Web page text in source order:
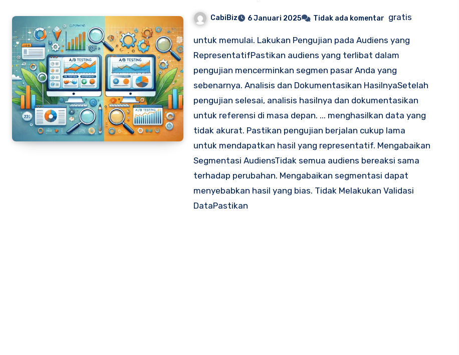
CabiBiz 6 Januari 2025 Tidak ada komentar gratis
untuk memulai. Lakukan Pengujian pada Audiens yang
RepresentatifPastikan audiens yang terlibat dalam
pengujian mencerminkan segmen pasar Anda yang
sebenarnya. Analisis dan Dokumentasikan HasilnyaSetelah
pengujian selesai, analisis hasilnya dan dokumentasikan
untuk referensi di masa depan. ... menghasilkan data yang
tidak akurat. Pastikan pengujian berjalan cukup lama
untuk mendapatkan hasil yang representatif. Mengabaikan
Segmentasi AudiensTidak semua audiens bereaksi sama
terhadap perubahan. Mengabaikan segmentasi dapat
menyebabkan hasil yang bias. Tidak Melakukan Validasi
DataPastikan